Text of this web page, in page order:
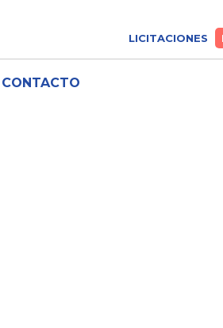
LICITACIONES
CONTACTO